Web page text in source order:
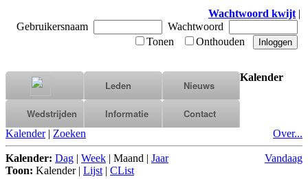
Wachtwoord kwijt |
Gebruikersnaam
Wachtwoord
Tonen
Onthouden
Leden Nieuws
Wedstrijden Informatie Contact
Kalender
Kalender | Zoeken Over...
Kalender: Dag | Week | Maand | Jaar
Toon: Kalender| Lijst | CList
Vandaag